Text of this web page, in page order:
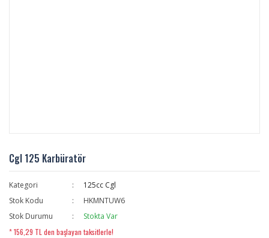
Cgl 125 Karbüratör
Kategori
125cc Cgl
Stok Kodu
HKMNTUW6
Stok Durumu
Stokta Var
* 156,29 TL den başlayan taksitlerle!